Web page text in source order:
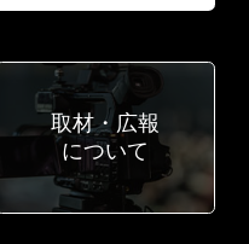
取材・広報
について